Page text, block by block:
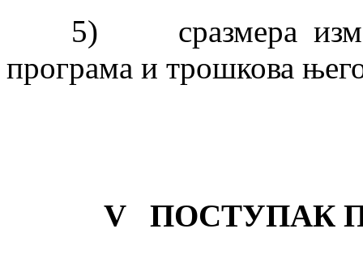
5) сразмера између
програма и трошкова
V ПОСТУПАК